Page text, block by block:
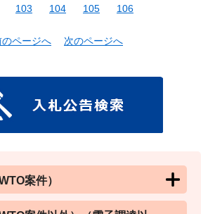
103 104 105 106
のページへ 次のページへ
案件）